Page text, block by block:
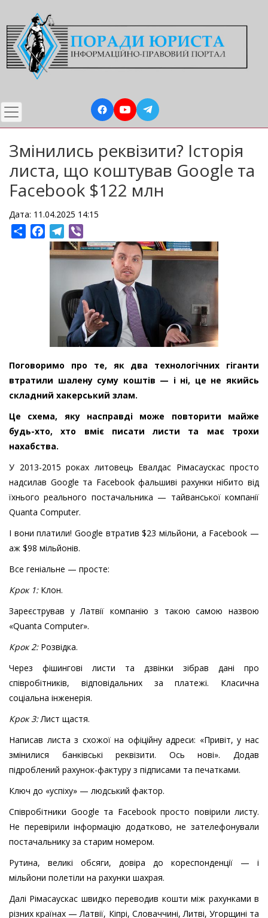
до
основного
вмісту
Змінились реквізити? Історія
листа, що коштував Google та
Facebook $122 млн
Дата: 11.04.2025 14:15
ShareFacebookTelegram
Поговоримо про те, як два технологічних гіганти
втратили шалену суму коштів — і ні, це не якийсь
складний хакерський злам.
Це схема, яку насправді може повторити майже
будь-хто, хто вміє писати листи та має трохи
нахабства.
У 2013-2015 роках литовець Евалдас Рімасаускас просто
надсилав Google та Facebook фальшиві рахунки нібито від
їхнього реального постачальника — тайванської компанії
Quanta Computer.
І вони платили! Google втратив $23 мільйони, а Facebook —
аж $98 мільйонів.
Все геніальне — просте:
Крок 1:Клон.
Зареєстрував у Латвії компанію з такою самою назвою
«Quanta Computer».
Крок 2:Розвідка.
Через фішингові листи та дзвінки зібрав дані про
співробітників, відповідальних за платежі. Класична
соціальна інженерія.
Крок 3:Лист щастя.
Написав листа з схожої на офіційну адреси: «Привіт, у нас
змінилися банківські реквізити. Ось нові». Додав
підроблений рахунок-фактуру з підписами та печатками.
Ключ до «успіху» — людський фактор.
Співробітники Google та Facebook просто повірили листу.
Не перевірили інформацію додатково, не зателефонували
постачальнику за старим номером.
Рутина, великі обсяги, довіра до кореспонденції — і
мільйони полетіли на рахунки шахрая.
Далі Рімасаускас швидко переводив кошти між рахунками в
різних країнах — Латвії, Кіпрі, Словаччині, Литві, Угорщині та